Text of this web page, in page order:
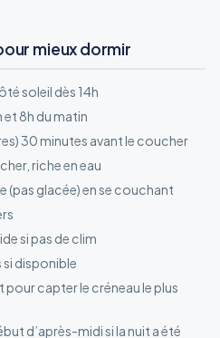
mieux dormir
soleil dès 14h
et 8h du matin
30 minutes avant le coucher
riche en eau
(pas glacée) en se couchant
si pas de clim
si disponible
capter le créneau le plus
d’après-midi si la nuit a été